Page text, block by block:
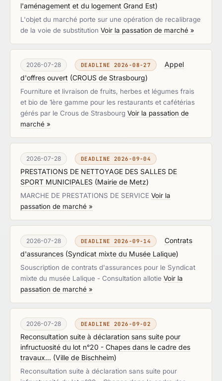
l'aménagement et du logement Grand Est)
L'objet du marché porte sur une opération de recalibrage
de la voie de substitution Voir la passation de marché »
2026-07-28 DEADLINE 2026-08-27
Appel
d'offres ouvert (CROUS de Strasbourg)
Fourniture et livraison de fruits, herbes et légumes frais
et bio de 1ère gamme pour les restaurants et cafétérias
gérés par le Crous de Strasbourg Voir la passation de
marché »
2026-07-28 DEADLINE 2026-09-04
PRESTATIONS DE NETTOYAGE DES SALLES DE
SPORT MUNICIPALES (Mairie de Metz)
MARCHE DE PRESTATIONS DE SERVICE Voir la
passation de marché »
2026-07-28 DEADLINE 2026-09-14
Contrats
d'assurances (Syndicat mixte du Musée Lalique)
Souscription de contrats d'assurances pour le Syndicat
mixte du musée Lalique - Consultation allotie Voir la
passation de marché »
2026-07-28 DEADLINE 2026-09-02
Reconsultation suite à déclaration sans suite pour
infructuosité du lot n°20 - Chapes dans le cadre des
travaux... (Ville de Bischheim)
Reconsultation suite à déclaration sans suite pour